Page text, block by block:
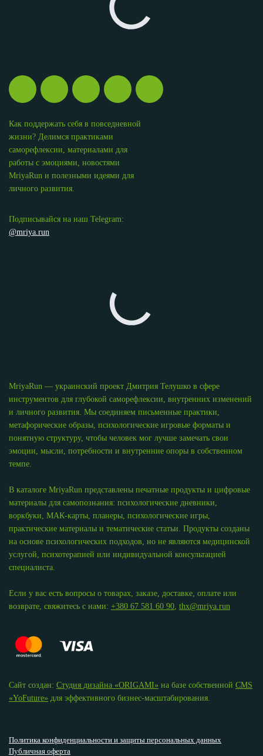
Как поддержать себя в повседневной
жизни? Делимся практиками
саморефлексии, материалами для
работы с эмоциями, новостями
MriyaRun и полезными идеями для
личного развития.
Подписывайся на наш Telegram:
@mriya.run
MriyaRun — украинский проект Дмитрия Телушко в сфере
инструментов для глубокой саморефлексии, внутренних изменений
и личного развития. Мы соединяем письменные практики,
метафорические образы, психологические игровые форматы и
понятную структуру, чтобы человек мог лучше замечать свои
эмоции, мысли, потребности и внутренние опоры в собственном
темпе.
В каталоге MriyaRun представлены печатные продукты и цифровые
материалы для самопознания: психологические дневники,
воркбуки, МАК-карты, планеры, психологические игры,
практические материалы и тематические статьи. Продукты созданы
на основе психологических подходов, но не являются медицинской
услугой, психотерапией или индивидуальной консультацией
специалиста.
Если у вас есть вопросы о товарах, заказе, доставке, оплате или
возврате, свяжитесь с нами: +380 67 581 60 90, thx@mriya.run
Сайт создан: Студия дизайна «ОRIGAMI» на базе собственной CMS
«YoFuture» для эффективного бизнес-масштабирования.
Политика конфиденциальности и защиты персональных данных
Публичная оферта